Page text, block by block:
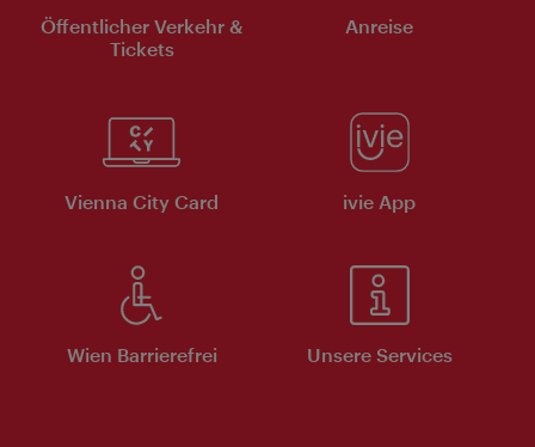
Öffentlicher Verkehr &
Tickets
Anreise
Vienna City Card ivie App
Wien Barrierefrei Unsere Services